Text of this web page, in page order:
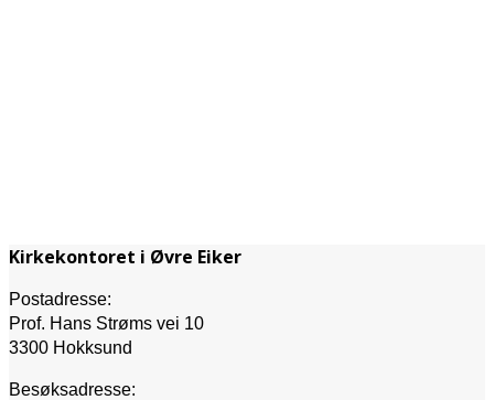
Kirkekontoret i Øvre Eiker
Postadresse:
Prof. Hans Strøms vei 10
3300 Hokksund
Besøksadresse: